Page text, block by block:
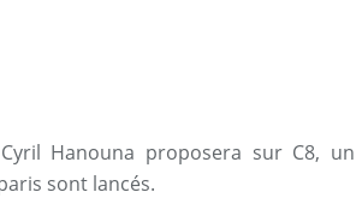
Hanouna proposera sur C8, un
sont lancés.